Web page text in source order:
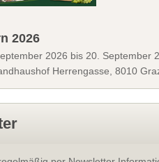
2026
2026 bis 20. September
Herrengasse, 8010